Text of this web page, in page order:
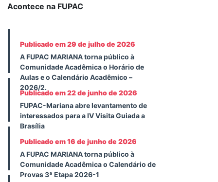
Acontece na FUPAC
Publicado em 29 de julho de 2026
A FUPAC MARIANA torna público à
Comunidade Acadêmica o Horário de
Aulas e o Calendário Acadêmico –
2026/2.
Publicado em 22 de junho de 2026
FUPAC-Mariana abre levantamento de
interessados para a IV Visita Guiada a
Brasília
Publicado em 16 de junho de 2026
A FUPAC MARIANA torna público à
Comunidade Acadêmica o Calendário de
Provas 3ª Etapa 2026-1